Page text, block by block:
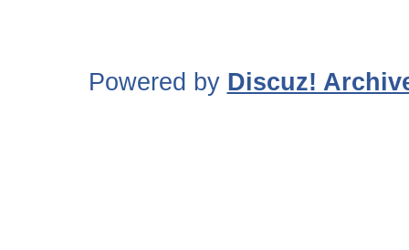
Powered by Discuz!